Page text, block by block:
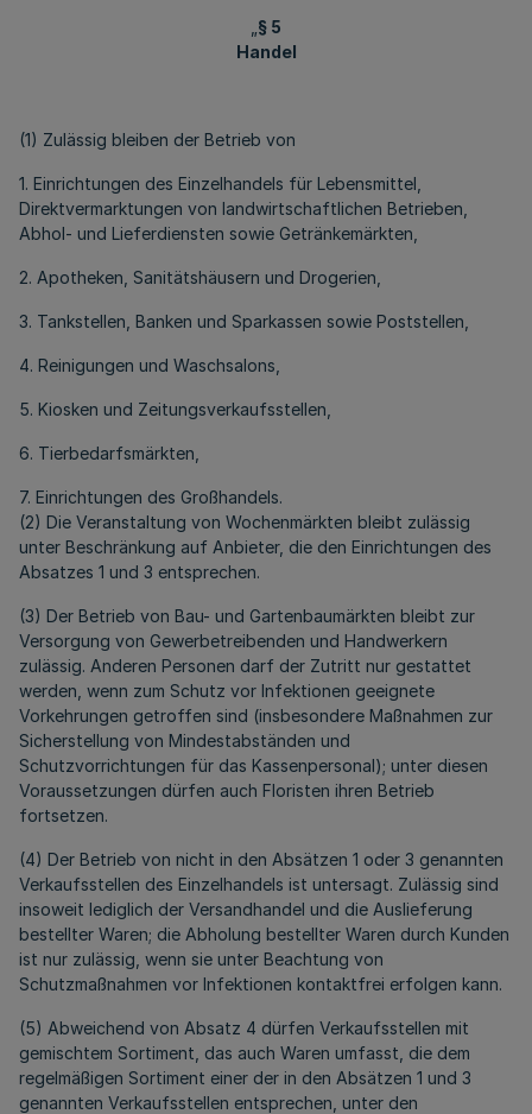
§ 5
Handel
(1) Zulässig bleiben der Betrieb von
1. Einrichtungen des Einzelhandels für Lebensmittel,
Direktvermarktungen von landwirtschaftlichen Betrieben,
Abhol- und Lieferdiensten sowie Getränkemärkten,
2. Apotheken, Sanitätshäusern und Drogerien,
3. Tankstellen, Banken und Sparkassen sowie Poststellen,
4. Reinigungen und Waschsalons,
5. Kiosken und Zeitungsverkaufsstellen,
6. Tierbedarfsmärkten,
7. Einrichtungen des Großhandels.
(2) Die Veranstaltung von Wochenmärkten bleibt zulässig
unter Beschränkung auf Anbieter, die den Einrichtungen des
Absatzes 1 und 3 entsprechen.
(3) Der Betrieb von Bau- und Gartenbaumärkten bleibt zur
Versorgung von Gewerbetreibenden und Handwerkern
zulässig. Anderen Personen darf der Zutritt nur gestattet
werden, wenn zum Schutz vor Infektionen geeignete
Vorkehrungen getroffen sind (insbesondere Maßnahmen zur
Sicherstellung von Mindestabständen und
Schutzvorrichtungen für das Kassenpersonal); unter diesen
Voraussetzungen dürfen auch Floristen ihren Betrieb
fortsetzen.
(4) Der Betrieb von nicht in den Absätzen 1 oder 3 genannten
Verkaufsstellen des Einzelhandels ist untersagt. Zulässig sind
insoweit lediglich der Versandhandel und die Auslieferung
bestellter Waren; die Abholung bestellter Waren durch Kunden
ist nur zulässig, wenn sie unter Beachtung von
Schutzmaßnahmen vor Infektionen kontaktfrei erfolgen kann.
(5) Abweichend von Absatz 4 dürfen Verkaufsstellen mit
gemischtem Sortiment, das auch Waren umfasst, die dem
regelmäßigen Sortiment einer der in den Absätzen 1 und 3
genannten Verkaufsstellen entsprechen, unter den